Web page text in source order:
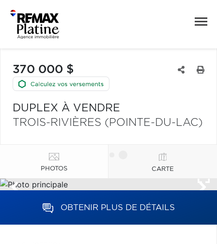
370 000 $
DUPLEX À VENDRE
TROIS-RIVIÈRES (POINTE-DU-LAC)
PHOTOS CARTE
OBTENIR PLUS DE DÉTAILS